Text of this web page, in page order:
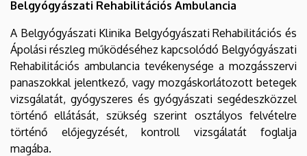
Belgyógyászati Rehabilitációs Ambulancia
A Belgyógyászati Klinika Belgyógyászati Rehabilitációs és
Ápolási részleg működéséhez kapcsolódó Belgyógyászati
Rehabilitációs ambulancia tevékenysége a mozgásszervi
panaszokkal jelentkező, vagy mozgáskorlátozott betegek
vizsgálatát, gyógyszeres és gyógyászati segédeszközzel
történő ellátását, szükség szerint osztályos felvételre
történő előjegyzését, kontroll vizsgálatát foglalja
magába.